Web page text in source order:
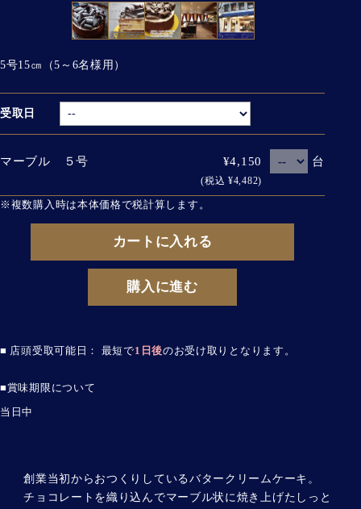
5号15㎝（5～6名様用）
受取日
マーブル ５号 ¥4,150
(税込 ¥4,482)
台
※複数購入時は本体価格で税計算します。
カートに入れる
購入に進む
■ 店頭受取可能日： 最短で1日後のお受け取りとなります。
■賞味期限について
当日中
創業当初からおつくりしているバタークリームケーキ。
チョコレートを織り込んでマーブル状に焼き上げたしっと